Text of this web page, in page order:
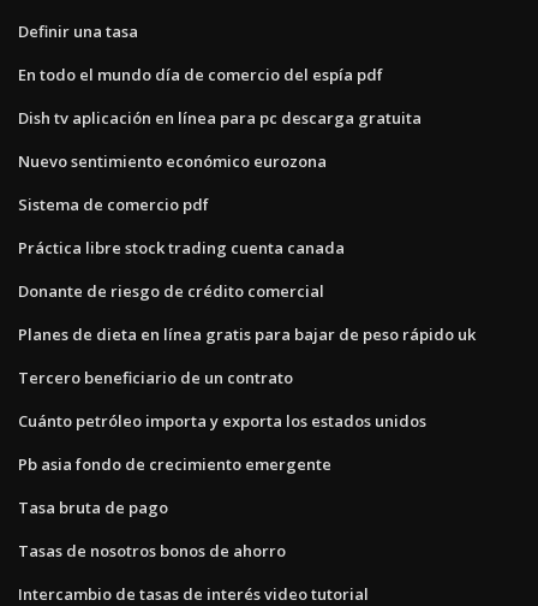
Definir una tasa
En todo el mundo día de comercio del espía pdf
Dish tv aplicación en línea para pc descarga gratuita
Nuevo sentimiento económico eurozona
Sistema de comercio pdf
Práctica libre stock trading cuenta canada
Donante de riesgo de crédito comercial
Planes de dieta en línea gratis para bajar de peso rápido uk
Tercero beneficiario de un contrato
Cuánto petróleo importa y exporta los estados unidos
Pb asia fondo de crecimiento emergente
Tasa bruta de pago
Tasas de nosotros bonos de ahorro
Intercambio de tasas de interés video tutorial